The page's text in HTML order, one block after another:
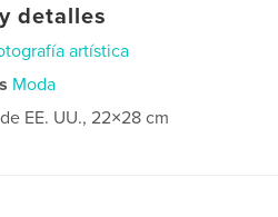
detalles
artística
Moda
EE. UU., 22×28 cm